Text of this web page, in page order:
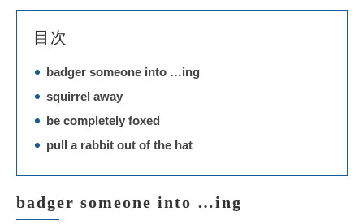
目次
badger someone into …ing
squirrel away
be completely foxed
pull a rabbit out of the hat
badger someone into …ing